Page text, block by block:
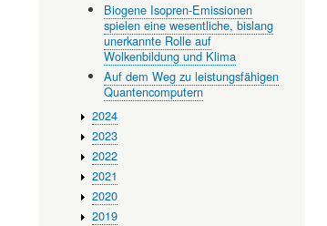
Biogene Isopren-Emissionen
spielen eine wesentliche, bislang
unerkannte Rolle auf
Wolkenbildung und Klima
Auf dem Weg zu leistungsfähigen
Quantencomputern
2024
2023
2022
2021
2020
2019